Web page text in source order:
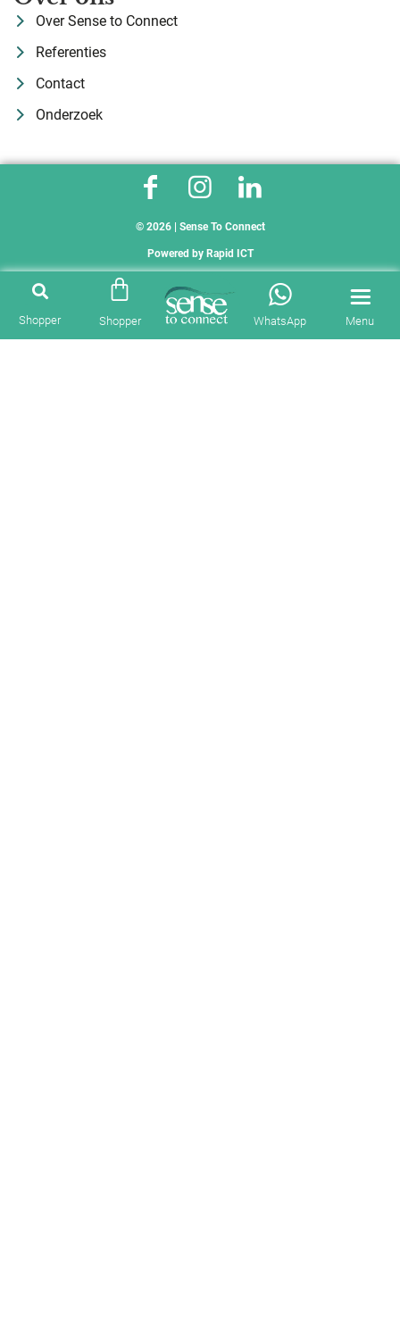
Over Sense to Connect
Referenties
Contact
Onderzoek
© 2026 | Sense To Connect
Powered by Rapid ICT
Shopper Shopper WhatsApp Menu